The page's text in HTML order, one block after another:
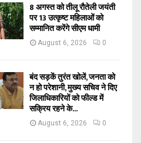
8 अगस्त को तीलू रौतेली जयंती
पर 13 उत्कृष्ट महिलाओं को
सम्मानित करेंगे सीएम धामी
August 6, 2026 0
बंद सड़कें तुरंत खोलें, जनता को
न हो परेशानी, मुख्य सचिव ने दिए
जिलाधिकारियों को फील्ड में
सक्रिय रहने के...
August 6, 2026 0